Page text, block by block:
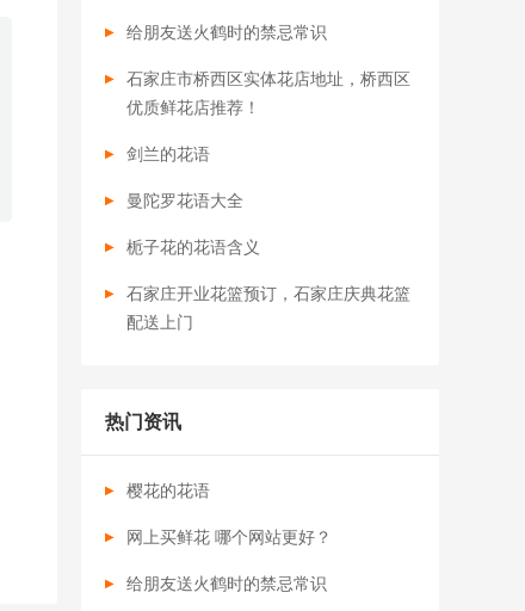
给朋友送火鹤时的禁忌常识
石家庄市桥西区实体花店地址，桥西区
优质鲜花店推荐！
剑兰的花语
曼陀罗花语大全
栀子花的花语含义
石家庄开业花篮预订，石家庄庆典花篮
配送上门
热门资讯
樱花的花语
网上买鲜花 哪个网站更好？
给朋友送火鹤时的禁忌常识